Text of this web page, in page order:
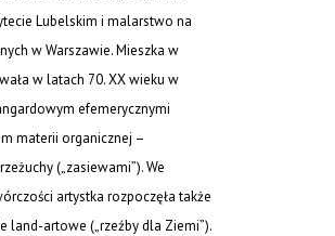
Lubelskim i malarstwo na
w Warszawie. Mieszka w
w latach 70. XX wieku w
efemerycznymi
materii organicznej –
(„zasiewami”). We
artystka rozpoczęła także
land-artowe („rzeźby dla Ziemi”).